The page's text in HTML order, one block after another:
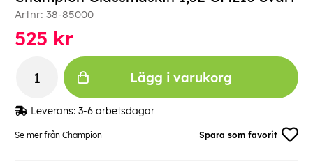
Se mer från Champion Spara som favorit
Artnr: 38-85000
525 kr
Lägg i varukorg
Leverans: 3-6 arbetsdagar